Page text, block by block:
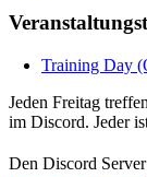
Training Day
Jeden Freitag
im Discord. Jeder
Den Discord